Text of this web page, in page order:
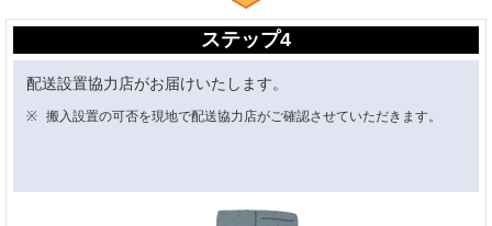
ステップ4
配送設置協力店がお届けいたします。
搬入設置の可否を現地で配送協力店がご確認させていただきます。